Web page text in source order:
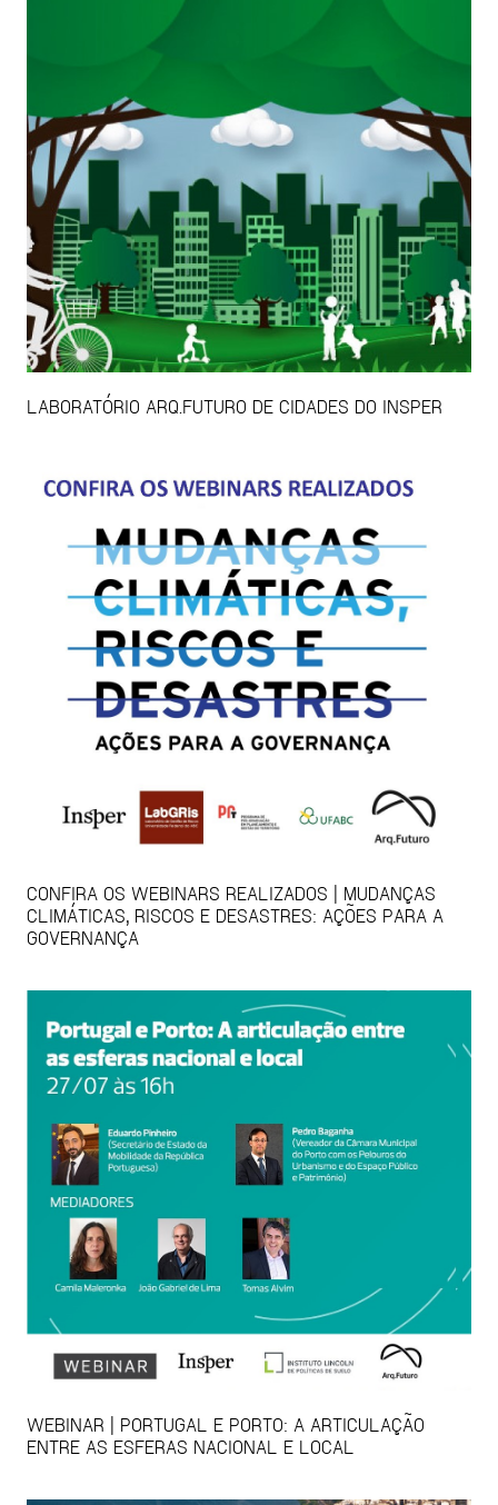
LABORATÓRIO ARQ.FUTURO DE CIDADES DO INSPER
CONFIRA OS WEBINARS REALIZADOS | MUDANÇAS
CLIMÁTICAS, RISCOS E DESASTRES: AÇÕES PARA A
GOVERNANÇA
WEBINAR | PORTUGAL E PORTO: A ARTICULAÇÃO
ENTRE AS ESFERAS NACIONAL E LOCAL